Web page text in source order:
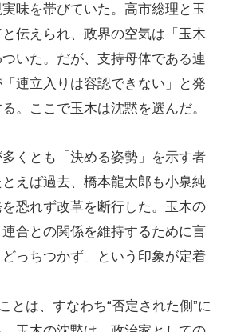
実味を帯びていた。高市総理と玉
伝えられ、政界の空気は「玉木
いた。だが、支持母体である連
連立入りは容認できない」と発
。ここで玉木は沈黙を選んだ。
くとも「決める姿勢」を示す者
えば過去、橋本龍太郎も小泉純
恐れず改革を断行した。玉木の
合との関係を維持するために言
っちつかず」という印象が定着
とは、すなわち“否定された側”に